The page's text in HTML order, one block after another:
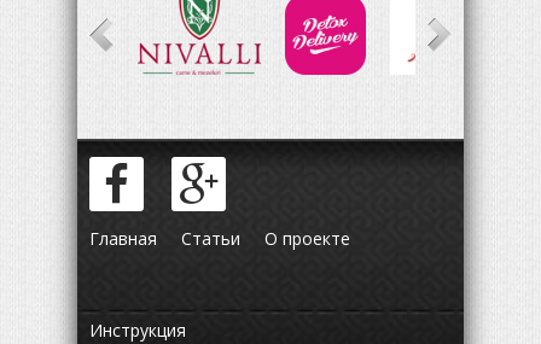
Главная Статьи О проекте
Инструкция